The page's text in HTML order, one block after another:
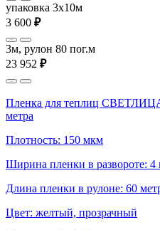
упаковка 3x10м
3 600 ₽
3м, рулон 80 пог.м
23 952 ₽
Пленка для теплиц
метра
Плотность: 150 мкм
Ширина пленки в развороте: 4
Длина пленки в рулоне: 60
Цвет: желтый, прозрачный